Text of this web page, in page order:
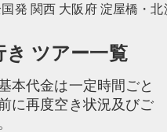
発 関西 大阪府 淀屋橋・
き ツアー一覧
本代金は一定時間ごと
に再度空き状況及びご